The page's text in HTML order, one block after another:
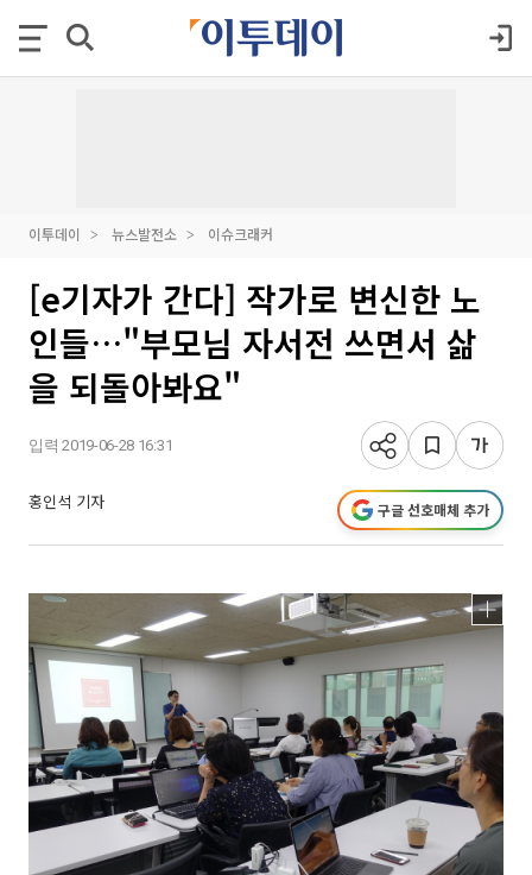
이투데이 뉴스발전소 이슈크래커
[e기자가 간다] 작가로 변신한 노
인들…"부모님 자서전 쓰면서 삶
을 되돌아봐요"
입력 2019-06-28 16:31
홍인석 기자 구글 선호매체 추가